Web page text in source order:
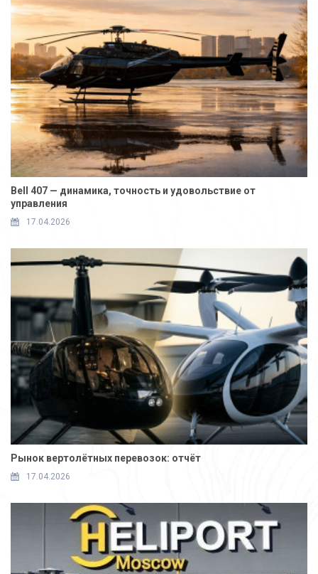
Bell 407 — динамика, точность и удовольствие от
управления
17.04.2026
Рынок вертолётных перевозок: отчёт
17.04.2026